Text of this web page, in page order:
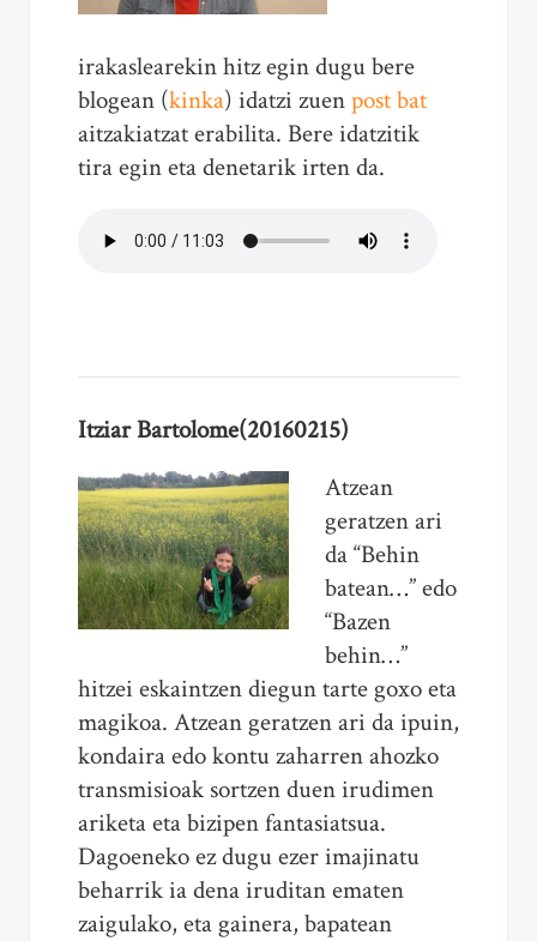
irakaslearekin hitz egin dugu bere
blogean (kinka) idatzi zuenpost bat
aitzakiatzat erabilita. Bere idatzitik
tira egin eta denetarik irten da.
Itziar Bartolome(20160215)
Atzean
geratzen ari
da “Behin
batean…” edo
“Bazen
behin…”
hitzei eskaintzen diegun tarte goxo eta
magikoa. Atzean geratzen ari da ipuin,
kondaira edo kontu zaharren ahozko
transmisioak sortzen duen irudimen
ariketa eta bizipen fantasiatsua.
Dagoeneko ez dugu ezer imajinatu
beharrik ia dena iruditan ematen
zaigulako, eta gainera, bapatean